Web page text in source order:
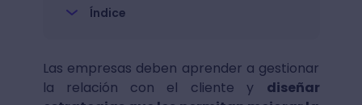
Índice
Las empresas deben aprender a gestionar
la relación con el cliente y diseñar